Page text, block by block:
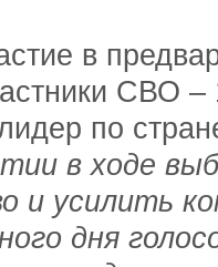
в
СВО
по
в ходе
и усилить
дня